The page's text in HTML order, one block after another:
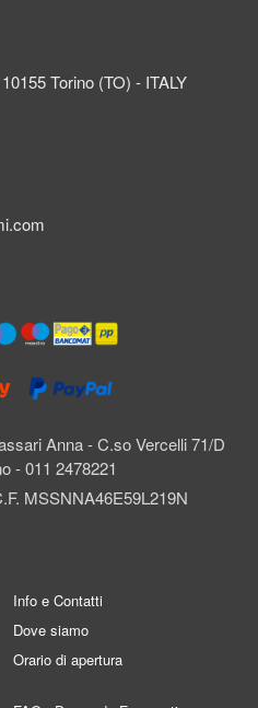
Anna - C.so Vercelli 71/D
- 011 2478221
MSSNNA46E59L219N
Torino (TO) - ITALY
Info e Contatti
Dove siamo
Orario di apertura